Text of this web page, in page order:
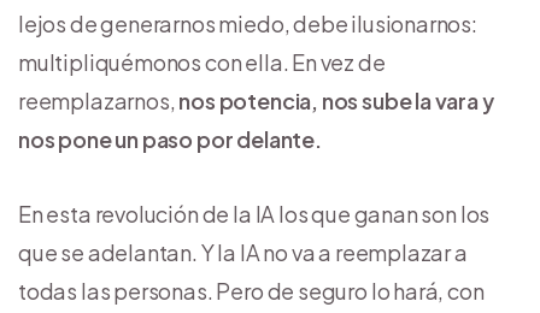
lejos de generarnos miedo, debe ilusionarnos:
multipliquémonos con ella. En vez de
reemplazarnos, nos potencia, nos sube la vara y
nos pone un paso por delante.
En esta revolución de la IA los que ganan son los
que se adelantan. Y la IA no va a reemplazar a
todas las personas. Pero de seguro lo hará, con